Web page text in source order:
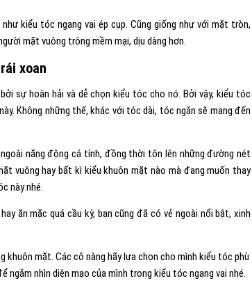
kiểu tóc ngang vai ép cụp. Cũng giống như với mặt tròn,
mặt vuông trông mềm mại, dịu dàng hơn.
xoan
sự hoàn hải và dễ chọn kiểu tóc cho nó. Bởi vậy, kiểu tóc
Không những thế, khác với tóc dài, tóc ngắn sẽ mang đến
năng động cá tính, đồng thời tôn lên những đường nét
vuông hay bất kì kiểu khuôn mặt nào mà đang muốn thay
này nhé.
ăn mặc quá cầu kỳ, bạn cũng đã có vẻ ngoài nổi bật, xinh
khuôn mặt. Các cô nàng hãy lựa chọn cho mình kiểu tóc phù
ngắm nhìn diện mạo của mình trong kiểu tóc ngang vai nhé.